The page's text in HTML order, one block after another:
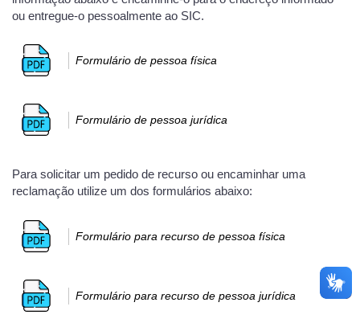
ou entregue-o pessoalmente ao SIC.
Formulário de pessoa física
Formulário de pessoa jurídica
Para solicitar um pedido de recurso ou encaminhar uma
reclamação utilize um dos formulários abaixo:
Formulário para recurso de pessoa física
Formulário para recurso de pessoa jurídica